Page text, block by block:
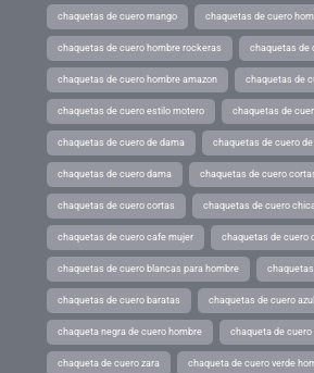
chaquetas de cuero mango chaquetas de cuero
chaquetas de cuero hombre rockeras chaquetas de
chaquetas de cuero hombre amazon chaquetas de
chaquetas de cuero estilo motero chaquetas de
chaquetas de cuero de dama chaquetas de cuero
chaquetas de cuero dama chaquetas de cuero
chaquetas de cuero cortas chaquetas de cuero
chaquetas de cuero cafe mujer chaquetas de cuero
chaquetas de cuero blancas para hombre
chaquetas de cuero baratas chaquetas de cuero azul
chaqueta negra de cuero hombre chaqueta de cuero
chaqueta de cuero zara chaqueta de cuero verde